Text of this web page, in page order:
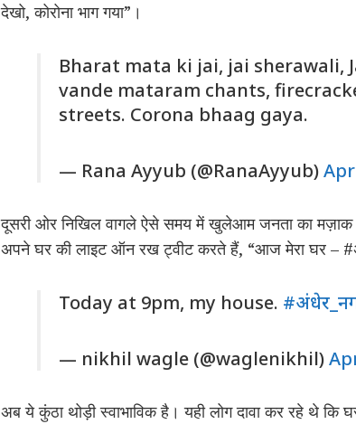
देखो, कोरोना भाग गया”।
Bharat mata ki jai, jai sherawali,
vande mataram chants,
streets. Corona bhaag gaya.
— Rana Ayyub (@RanaAyyub)
दूसरी ओर निखिल वागले ऐसे समय में खुलेआम जनता का
अपने घर की लाइट ऑन रख ट्वीट करते हैं, “आज मेरा घर –
Today at 9pm, my house.
— nikhil wagle (@waglenikhil)
अब ये कुंठा थोड़ी स्वाभाविक है। यही लोग दावा कर रहे थे कि